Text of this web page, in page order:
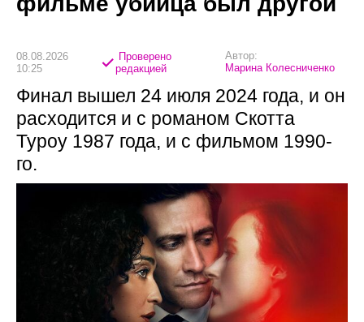
08.08.2026
10:25
Проверено
редакцией
Автор:
Марина Колесниченко
Финал вышел 24 июля 2024 года, и он
расходится и с романом Скотта
Туроу 1987 года, и с фильмом 1990-
го.